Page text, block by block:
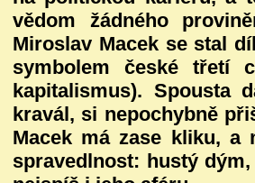
vědom žádného
Miroslav Macek se stal
symbolem české třetí
kapitalismus). Spousta
kravál, si nepochybně
Macek má zase kliku,
spravedlnost: hustý